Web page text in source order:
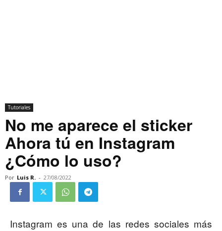
Tutoriales
No me aparece el sticker
Ahora tú en Instagram
¿Cómo lo uso?
Por Luis R. - 27/08/2022
Instagram es una de las redes sociales más